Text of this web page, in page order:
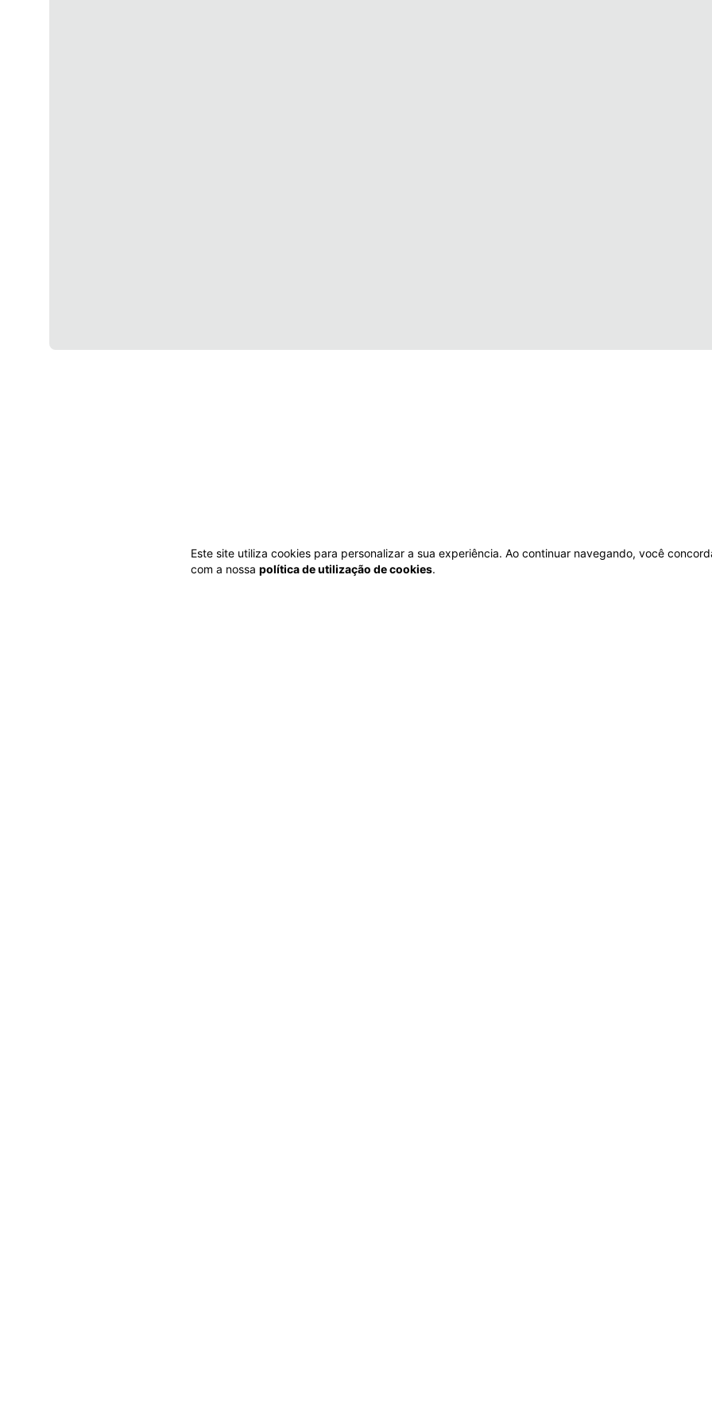
Este site utiliza cookies para personalizar a sua experiência. Ao continuar navegando, você
com a nossa política de utilização de cookies.